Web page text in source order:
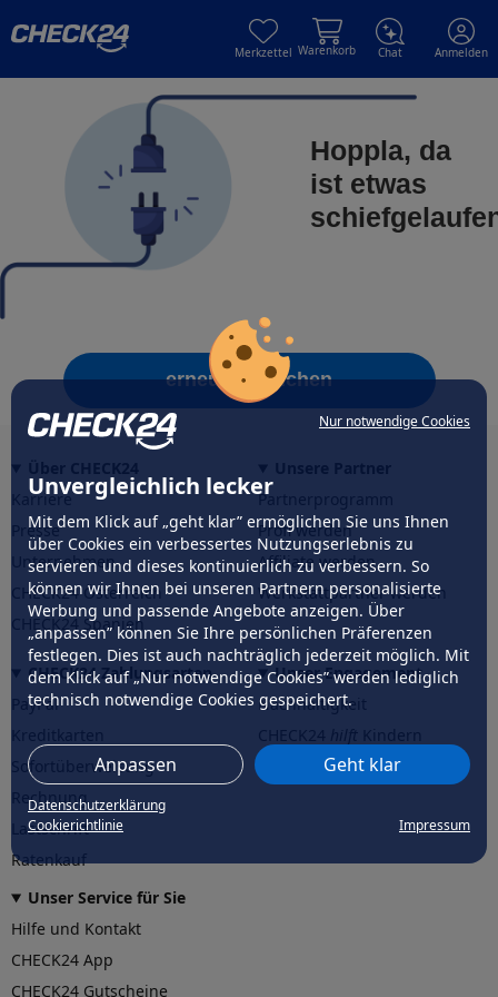
Nur notwendige Cookies
Unvergleichlich lecker
Mit dem Klick auf „geht klar” ermöglichen Sie uns Ihnen
über Cookies ein verbessertes Nutzungserlebnis zu
servieren und dieses kontinuierlich zu verbessern. So
können wir Ihnen bei unseren Partnern personalisierte
Werbung und passende Angebote anzeigen. Über
„anpassen” können Sie Ihre persönlichen Präferenzen
festlegen. Dies ist auch nachträglich jederzeit möglich. Mit
dem Klick auf „Nur notwendige Cookies” werden lediglich
technisch notwendige Cookies gespeichert.
Anpassen Geht klar
Datenschutzerklärung
Cookierichtlinie
Impressum
Merkzettel Warenkorb Chat Anmelden
Hoppla, da
ist etwas
erneut versuchen
Karriere
Presse
Unternehmen
CHECK24 Österreich
CHECK24 Spanien
Partnerprogramm
Profi werden
Affiliate werden
Werkstattpartner werden
CHECK24 Zahlungsarten
PayPal
Sofortüberweisung
Rechnung
Lastschrift
Ratenkauf
Unser Engagement
Nachhaltigkeit
CHECK24hilftder Natur
Unser Service für Sie
Hilfe und Kontakt
CHECK24 App
CHECK24 Gutscheine